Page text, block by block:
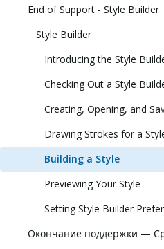
End of Support - Style Builder
Style Builder
Introducing the Style
Checking Out a Style
Creating, Opening, and
Drawing Strokes for a
Building a Style
Previewing Your Style
Setting Style Builder